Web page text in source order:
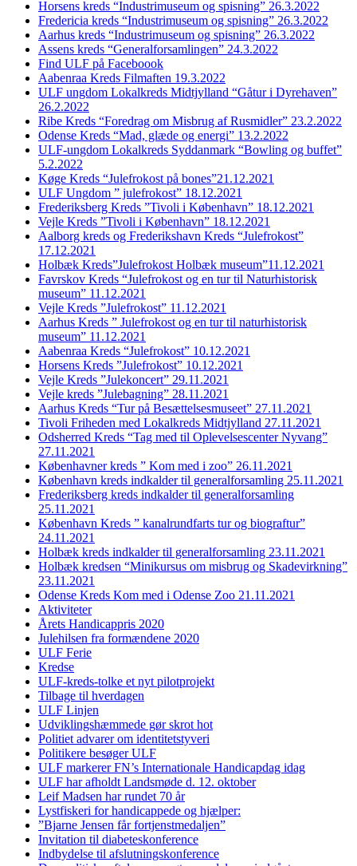
Horsens kreds “Industrimuseum og spisning” 26.3.2022
Fredericia kreds “Industrimuseum og spisning” 26.3.2022
Aarhus kreds “Industrimuseum og spisning” 26.3.2022
Assens kreds “Generalforsamlingen” 24.3.2022
Find ULF på Faceboook
Aabenraa Kreds Filmaften 19.3.2022
ULF ungdom Lokalkreds Midtjylland “Gåtur i Dyrehaven”
26.2.2022
Ribe Kreds “Foredrag om Misbrug af Rusmidler” 23.2.2022
Odense Kreds “Mad, glæde og energi” 13.2.2022
ULF-ungdom Lokalkreds Syddanmark “Bowling og buffet”
5.2.2022
Køge Kreds “Julefrokost på bones”21.12.2021
ULF Ungdom ” julefrokost” 18.12.2021
Frederiksberg Kreds ”Tivoli i København” 18.12.2021
Vejle Kreds ”Tivoli i København” 18.12.2021
Aalborg kreds og Frederikshavn Kreds “Julefrokost”
17.12.2021
Holbæk Kreds”Julefrokost Holbæk museum”11.12.2021
Favrskov Kreds “Julefrokost og en tur til Naturhistorisk
museum” 11.12.2021
Vejle Kreds ”Julefrokost” 11.12.2021
Aarhus Kreds ” Julefrokost og en tur til naturhistorisk
museum” 11.12.2021
Aabenraa Kreds “Julefrokost” 10.12.2021
Horsens Kreds ”Julefrokost” 10.12.2021
Vejle Kreds ”Julekoncert” 29.11.2021
Vejle kreds ”Julebagning” 28.11.2021
Aarhus Kreds “Tur på Besættelsesmuseet” 27.11.2021
Tivoli Friheden med Lokalkreds Midtjylland 27.11.2021
Odsherred Kreds “Tag med til Oplevelsescenter Nyvang”
27.11.2021
Københavner kreds ” Kom med i zoo” 26.11.2021
København kreds indkalder til generalforsamling 25.11.2021
Frederiksberg kreds indkalder til generalforsamling
25.11.2021
København Kreds ” kanalrundfarts tur og biograftur”
24.11.2021
Holbæk kreds indkalder til generalforsamling 23.11.2021
Holbæk kredsen “Minikursus om misbrug og Skadevirkning”
23.11.2021
Odense Kreds Kom med i Odense Zoo 21.11.2021
Aktiviteter
Årets Handicappris 2020
Julehilsen fra formændene 2020
ULF Ferie
Kredse
ULF-kreds-tolke et nyt pilotprojekt
Tilbage til hverdagen
ULF Linjen
Udviklingshæmmede gør skrot hot
Politiet advarer om identitetstyveri
Politikere besøger ULF
ULF markerer FN’s Internationale Handicapdag idag
ULF har afholdt Landsmøde d. 12. oktober
Leif Madsen har rundet 70 år
Lystfiskeri for handicappede og hjælper:
”Bjarne Jensen får fortjenstmedaljen”
Invitation til diabeteskonference
Indbydelse til afslutningskonference